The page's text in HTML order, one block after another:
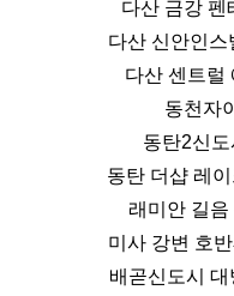
다산 금강 펜
다산 신안인
다산 센트럴
동천자
동탄2신
동탄 더샵 레
래미안 길
미사 강변 호
배곧신도시